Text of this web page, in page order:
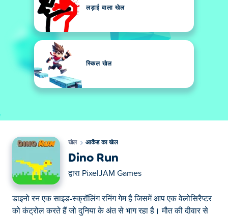
लड़ाई वाला खेल
स्किल खेल
खेल आर्केड का खेल
Dino Run
द्वारा PixelJAM Games
डाइनो रन एक साइड-स्क्रॉलिंग रनिंग गेम है जिसमें आप एक वेलोसिरैप्टर
को कंट्रोल करते हैं जो दुनिया के अंत से भाग रहा है। मौत की दीवार से